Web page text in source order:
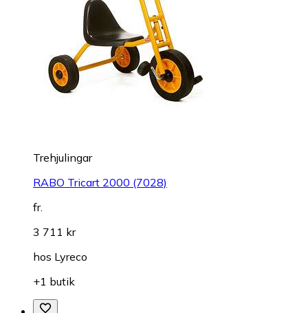
Trehjulingar
RABO Tricart 2000 (7028)
fr.
3 711 kr
hos Lyreco
+1 butik